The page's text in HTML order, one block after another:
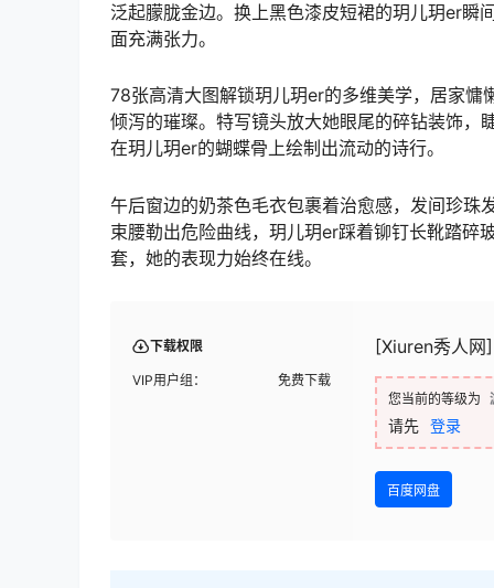
泛起朦胧金边。换上黑色漆皮短裙的玥儿玥er瞬
面充满张力。
78张高清大图解锁玥儿玥er的多维美学，居家
倾泻的璀璨。特写镜头放大她眼尾的碎钻装饰
在玥儿玥er的蝴蝶骨上绘制出流动的诗行。
午后窗边的奶茶色毛衣包裹着治愈感，发间珍珠
束腰勒出危险曲线，玥儿玥er踩着铆钉长靴踏碎
套，她的表现力始终在线。
下载权限
VIP用户组： 免费下载
[Xiuren秀人网
您当前的等级为
请先 登录
百度网盘